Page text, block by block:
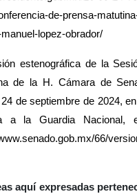
de-prensa-
lopez-obrador/
estenográfica de la
de la H. Cámara de
de septiembre de 2024,
a la Guardia Nacional,
66/
aquí expresadas